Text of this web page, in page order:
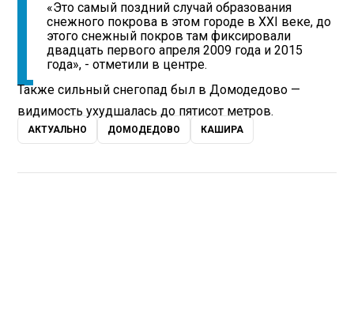
«Это самый поздний случай образования
снежного покрова в этом городе в XXI веке, до
этого снежный покров там фиксировали
двадцать первого апреля 2009 года и 2015
года», - отметили в центре.
Также сильный снегопад был в Домодедово —
видимость ухудшалась до пятисот метров.
АКТУАЛЬНО ДОМОДЕДОВО КАШИРА